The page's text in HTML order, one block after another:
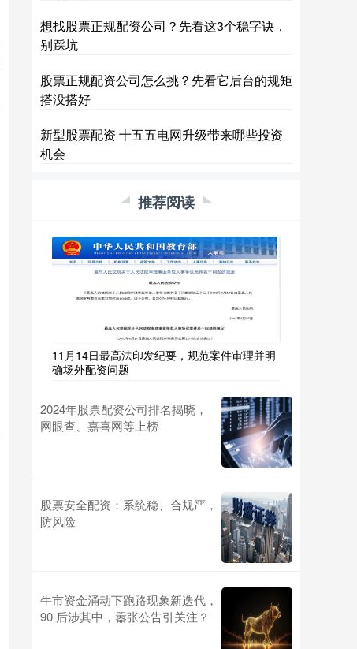
想找股票正规配资公司？先看这3个稳字诀，
别踩坑
股票正规配资公司怎么挑？先看它后台的规矩
搭没搭好
新型股票配资 十五五电网升级带来哪些投资
机会
推荐阅读
11月14日最高法印发纪要，规范案件审理并明
确场外配资问题
2024年股票配资公司排名揭晓，
网眼查、嘉喜网等上榜
股票安全配资：系统稳、合规严，
防风险
牛市资金涌动下跑路现象新迭代，
90 后涉其中，嚣张公告引关注？